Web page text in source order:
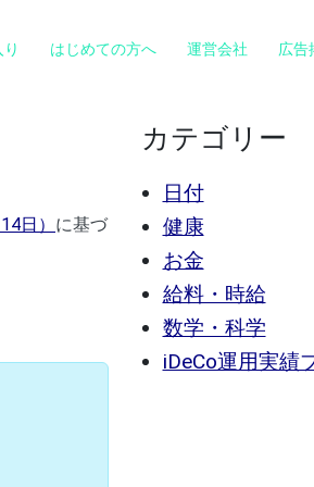
はじめての方へ 運営会社 広告
日） に基づ
カテゴリー
日付
健康
お金
給料・時給
数学・科学
iDeCo運用実績